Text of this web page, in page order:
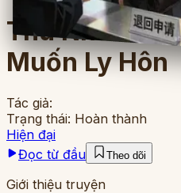
Thú Nhân
Muốn Ly Hôn
Tác giả:
Trạng thái: Hoàn thành
Hiện đại
Đọc từ đầu
Theo dõi
Giới thiệu truyện